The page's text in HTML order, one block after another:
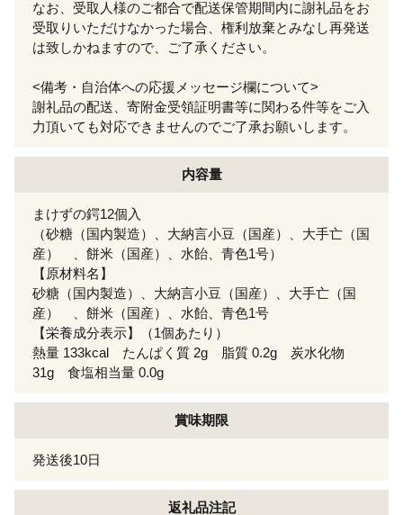
なお、受取人様のご都合で配送保管期間内に謝礼品をお
受取りいただけなかった場合、権利放棄とみなし再発送
は致しかねますので、ご了承ください。
<備考・自治体への応援メッセージ欄について>
謝礼品の配送、寄附金受領証明書等に関わる件等をご入
力頂いても対応できませんのでご了承お願いします。
内容量
まけずの鍔12個入
（砂糖（国内製造）、大納言小豆（国産）、大手亡（国
産） 、餅米（国産）、水飴、青色1号）
【原材料名】
砂糖（国内製造）、大納言小豆（国産）、大手亡（国
産） 、餅米（国産）、水飴、青色1号
【栄養成分表示】（1個あたり）
熱量 133kcal たんぱく質 2g 脂質 0.2g 炭水化物
31g 食塩相当量 0.0g
賞味期限
発送後10日
返礼品注記